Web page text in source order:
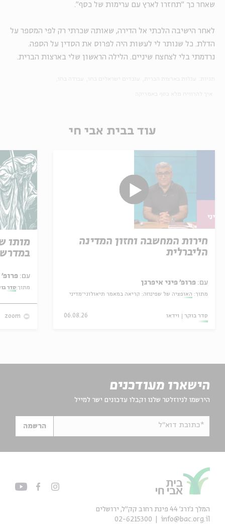
שאחר כך "תחזרו לארץ עם ערימות של כסף".
לאחר הישיבה הלכתי אל הדירה, שאותה שכרתי רק לפי המספר על
הדלת. כל שנותר לי לעשות היה לפרוס את הסדין על הספה.
נרדמתי בלי לצחצח שיניים. הלילה הראשון שלי בארצות הברית.
עוד בבית אבי חי
חירות המחשבה וחזון המדינה
הליברלית
עם: פרופ' פיני איפרגן
מתוך: האופציה של שפינוזה: קריאה במאמר תיאולוגי־מדיני
סדר בוקר וידאו 06.08.26
מותו
עם: פרופ' אביגדור שנאן
מתוך:סדר
zoom
הישארו מעודכנים
הירשמו לניוזלטר שלנו וקבלו עדכונים ישר למייל
*כתובת דוא"ל הרשמה
המלך ג'ורג' 44 פינת רחוב קק״ל, ירושלים
info@bac.org.il
02-6215300